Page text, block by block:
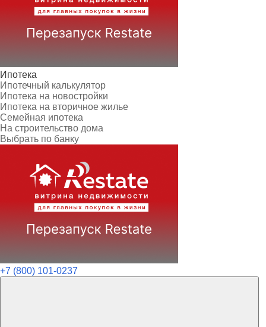
Ипотека
Ипотечный калькулятор
Ипотека на новостройки
Ипотека на вторичное жилье
Семейная ипотека
На строительство дома
Выбрать по банку
+7 (800) 101-0237